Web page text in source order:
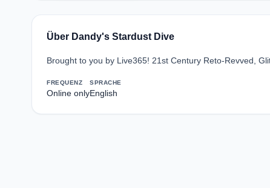
Über Dandy's Stardust Dive
Brought to you by Live365! 21st Century Reto-Revved,
FREQUENZ
Online only
SPRACHE
English